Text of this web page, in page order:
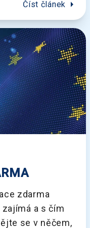
Číst článek arrow_right
zdarma
a s čím
se v něčem,